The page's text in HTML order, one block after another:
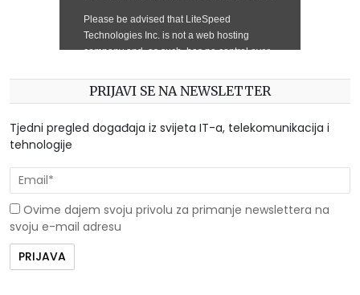
PRIJAVI SE NA NEWSLETTER
Tjedni pregled događaja iz svijeta IT-a, telekomunikacija i
tehnologije
Ovime dajem svoju privolu za primanje newslettera na
svoju e-mail adresu